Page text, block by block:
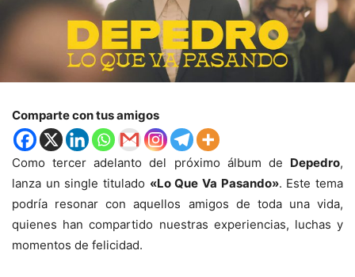
Comparte con tus amigos
Como tercer adelanto del próximo álbum de Depedro,
lanza un single titulado «Lo Que Va Pasando». Este tema
podría resonar con aquellos amigos de toda una vida,
quienes han compartido nuestras experiencias, luchas y
momentos de felicidad.